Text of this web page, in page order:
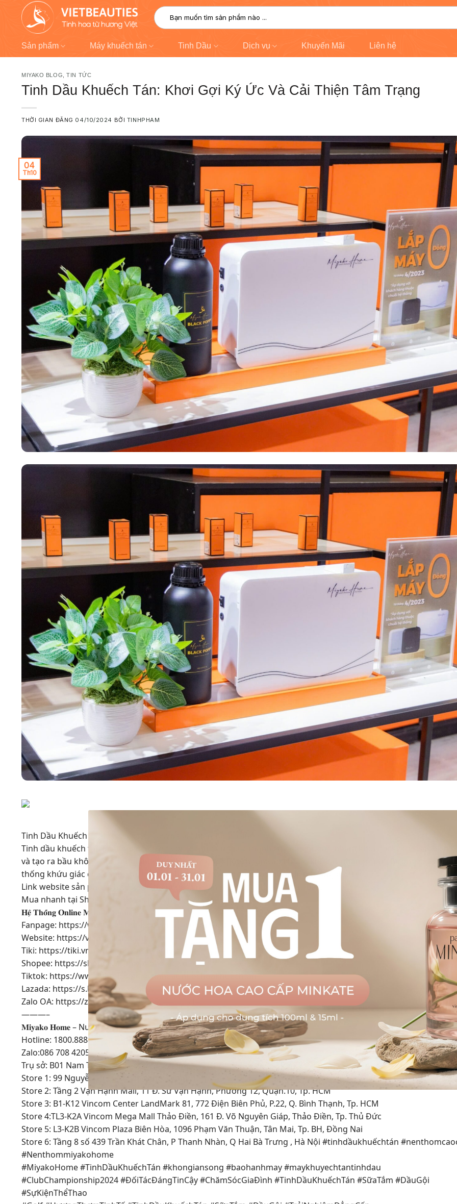
Chuyển
Tìm
kiếm:
Sản phẩm Máy khuếch tán Tinh Dầu Dịch vụ Khuyến Mãi Liên hệ
MIYAKO BLOG ,TIN TỨC
Tinh Dầu Khuếch Tán: Khơi Gợi Ký Ức Và Cải Thiện Tâm Trạng
THỜI GIAN ĐĂNG 04/10/2024 BỞI TINHPHAM
04
Th10
Tinh Dầu Khuếch Tán: Khơi Gợi Ký Ức Và Cải Thiện Tâm Trạng
Tinh dầu khuếch tán là một cách tuyệt vời để tận dụng sức mạnh của mùi hương nhằm khơi gợi ký ức, cải thiện
và tạo ra bầu không khí thư giãn. Khi tinh dầu được khuếch tán vào không khí, các phân tử mùi hương sẽ kích
thống khứu giác của chúng ta, gợi lên những ký ức, cảm xúc và những liên tưởng đặc biệt.
Link website sản phẩm: https://vietbeauties.vn/san-pham/danh-muc-may-ban/
Mua nhanh tại Shopee: https://s.pro.vn/60RM
𝐇𝐞̣̂ 𝐓𝐡𝐨̂́𝐧𝐠 𝐎𝐧𝐥𝐢𝐧𝐞 𝐌𝐢𝐲𝐚𝐤𝐨 𝐇𝐨𝐦𝐞
Fanpage: https://www.facebook.com/miyakohomevn/
Website: https://vietbeauties.vn/
Tiki: https://tiki.vn/cua-hang/vietbeauty
Shopee: https://shopee.vn/miyakohome.vn
Tiktok: https://www.tiktok.com/@tinhdaunuochoakhuechtan
Lazada: https://s.lazada.vn/s.eaHwJ
Zalo OA: https://zalo.me/3246968356440059143
———–
𝐌𝐢𝐲𝐚𝐤𝐨 𝐇𝐨𝐦𝐞 – Nước hoa khuếch tán cao cấp
Hotline: 1800.8888.03
Zalo:086 708 4205
Trụ sở: B01 Nam Thông 2, Đường Số 22, Phú Mỹ Hưng, P.Tân Phú, Quận 7, TP.HCM
Store 1: 99 Nguyễn Huệ, P. Bến Nghé, Quận, 1, Tp. HCM
Store 2: Tầng 2 Vạn Hạnh Mall, 11 Đ. Sư Vạn Hạnh, Phường 12, Quận.10, Tp. HCM
Store 3: B1-K12 Vincom Center LandMark 81, 772 Điện Biên Phủ, P.22, Q. Bình Thạnh, Tp. HCM
Store 4:TL3-K2A Vincom Mega Mall Thảo Điền, 161 Đ. Võ Nguyên Giáp, Thảo Điền, Tp. Thủ Đức
Store 5: L3-K2B Vincom Plaza Biên Hòa, 1096 Phạm Văn Thuận, Tân Mai, Tp. BH, Đồng Nai
Store 6: Tầng 8 số 439 Trần Khát Chân, P Thanh Nhàn, Q Hai Bà Trưng , Hà Nội #tinhdầukhuếchtán
#Nenthommiyakohome
#MiyakoHome #TinhDầuKhuếchTán #khongiansong #baohanhmay #maykhuyechtantinhdau
#ClubChampionship2024 #ĐốiTácĐángTinCậy #ChămSócGiaĐình #TinhDầuKhuếchTán #SữaTắm #DầuGội
#SựKiệnThểThao
modal-check